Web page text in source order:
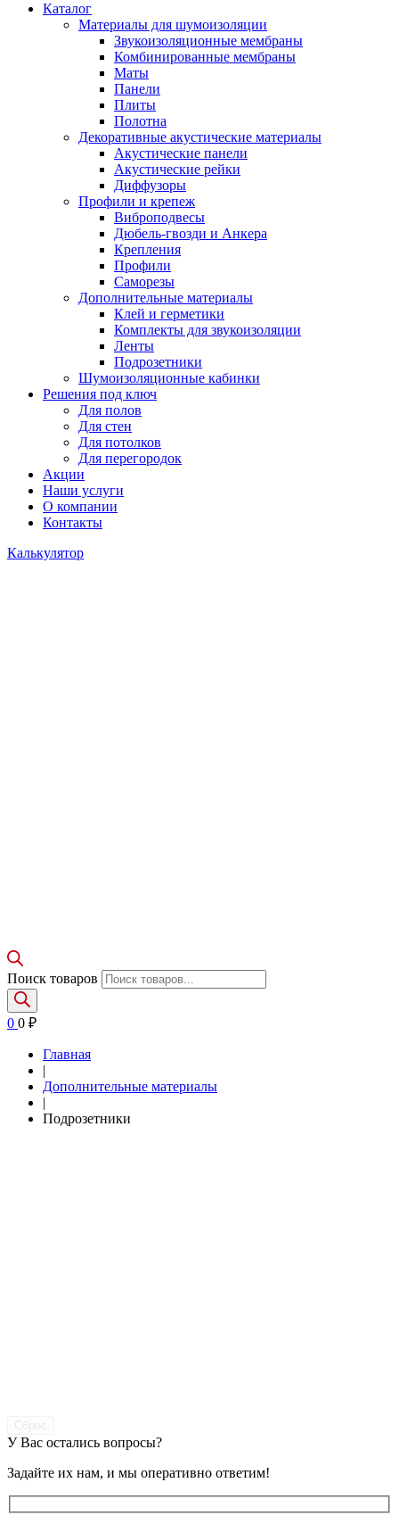
Каталог
Материалы для шумоизоляции
Звукоизоляционные мембраны
Комбинированные мембраны
Маты
Панели
Плиты
Полотна
Декоративные акустические материалы
Акустические панели
Акустические рейки
Диффузоры
Профили и крепеж
Виброподвесы
Дюбель-гвозди и Анкера
Крепления
Профили
Саморезы
Дополнительные материалы
Клей и герметики
Комплекты для звукоизоляции
Ленты
Подрозетники
Шумоизоляционные кабинки
Решения под ключ
Для полов
Для стен
Для потолков
Для перегородок
Акции
Наши услуги
О компании
Контакты
Калькулятор
Поиск товаров
0 0 ₽
Главная
|
Дополнительные материалы
|
Подрозетники
У Вас остались вопросы?
Задайте их нам, и мы оперативно ответим!